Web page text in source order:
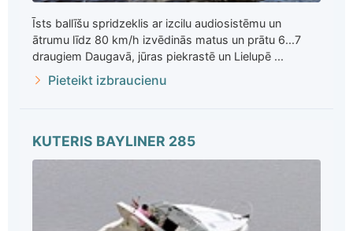
Īsts ballīšu spridzeklis ar izcilu audiosistēmu un
ātrumu līdz 80 km/h izvēdinās matus un prātu 6...7
draugiem Daugavā, jūras piekrastē un Lielupē ...
Pieteikt izbraucienu
KUTERIS BAYLINER 285